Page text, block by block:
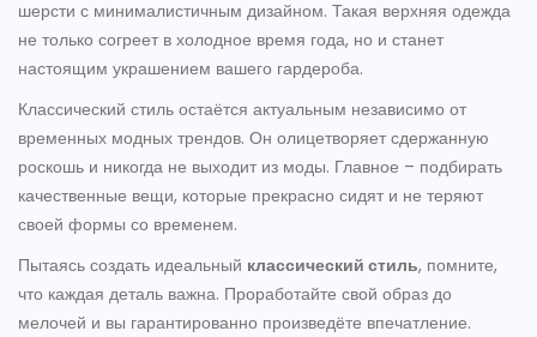
шерсти с минималистичным дизайном. Такая верхняя одежда
не только согреет в холодное время года, но и станет
настоящим украшением вашего гардероба.
Классический стиль остаётся актуальным независимо от
временных модных трендов. Он олицетворяет сдержанную
роскошь и никогда не выходит из моды. Главное – подбирать
качественные вещи, которые прекрасно сидят и не теряют
своей формы со временем.
Пытаясь создать идеальный классический стиль, помните,
что каждая деталь важна. Проработайте свой образ до
мелочей и вы гарантированно произведёте впечатление.